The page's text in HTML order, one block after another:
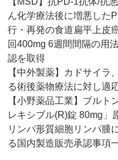
ん化学療法後に増悪した
行・再発の食道扁平上皮
回400mg 6週間間隔の用
認を取得
【中外製薬】カドサイラ
る術後薬物療法に対し適
【小野薬品工業】ブルト
レキシブル(R)錠 80mg」
リンパ形質細胞リンパ腫
る国内製造販売承認事項